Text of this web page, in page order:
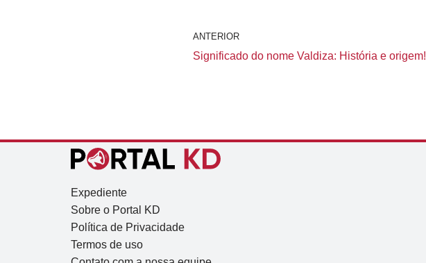
ANTERIOR
Significado do nome Valdiza: História e origem!
Expediente
Sobre o Portal KD
Política de Privacidade
Termos de uso